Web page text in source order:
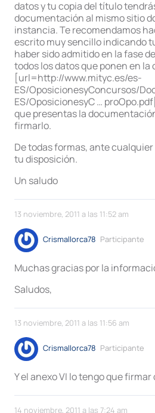
datos y tu copia del título
documentación al mismo sitio
instancia. Te recomendamos
escrito muy sencillo indicando
haber sido admitido en la fase
todos los datos que ponen en la
[url=http://www.mityc.es/es-
ES/OposicionesyConcursos/
ES/OposicionesyC …
que presentas la
firmarlo.
De todas formas, ante
tu disposición.
Un saludo
13 noviembre, 2011 a las 11:52 am
Crismallorca78 Participante
Muchas gracias por la
Saludos,
13 noviembre, 2011 a las 11:56 am
Crismallorca78 Participante
Y el anexo VI lo tengo que firmar
14 noviembre, 2011 a las 7:24 am